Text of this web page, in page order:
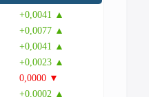
+0,0041 ▲
+0,0077 ▲
+0,0041 ▲
+0,0023 ▲
0,0000 ▼
+0,0002 ▲